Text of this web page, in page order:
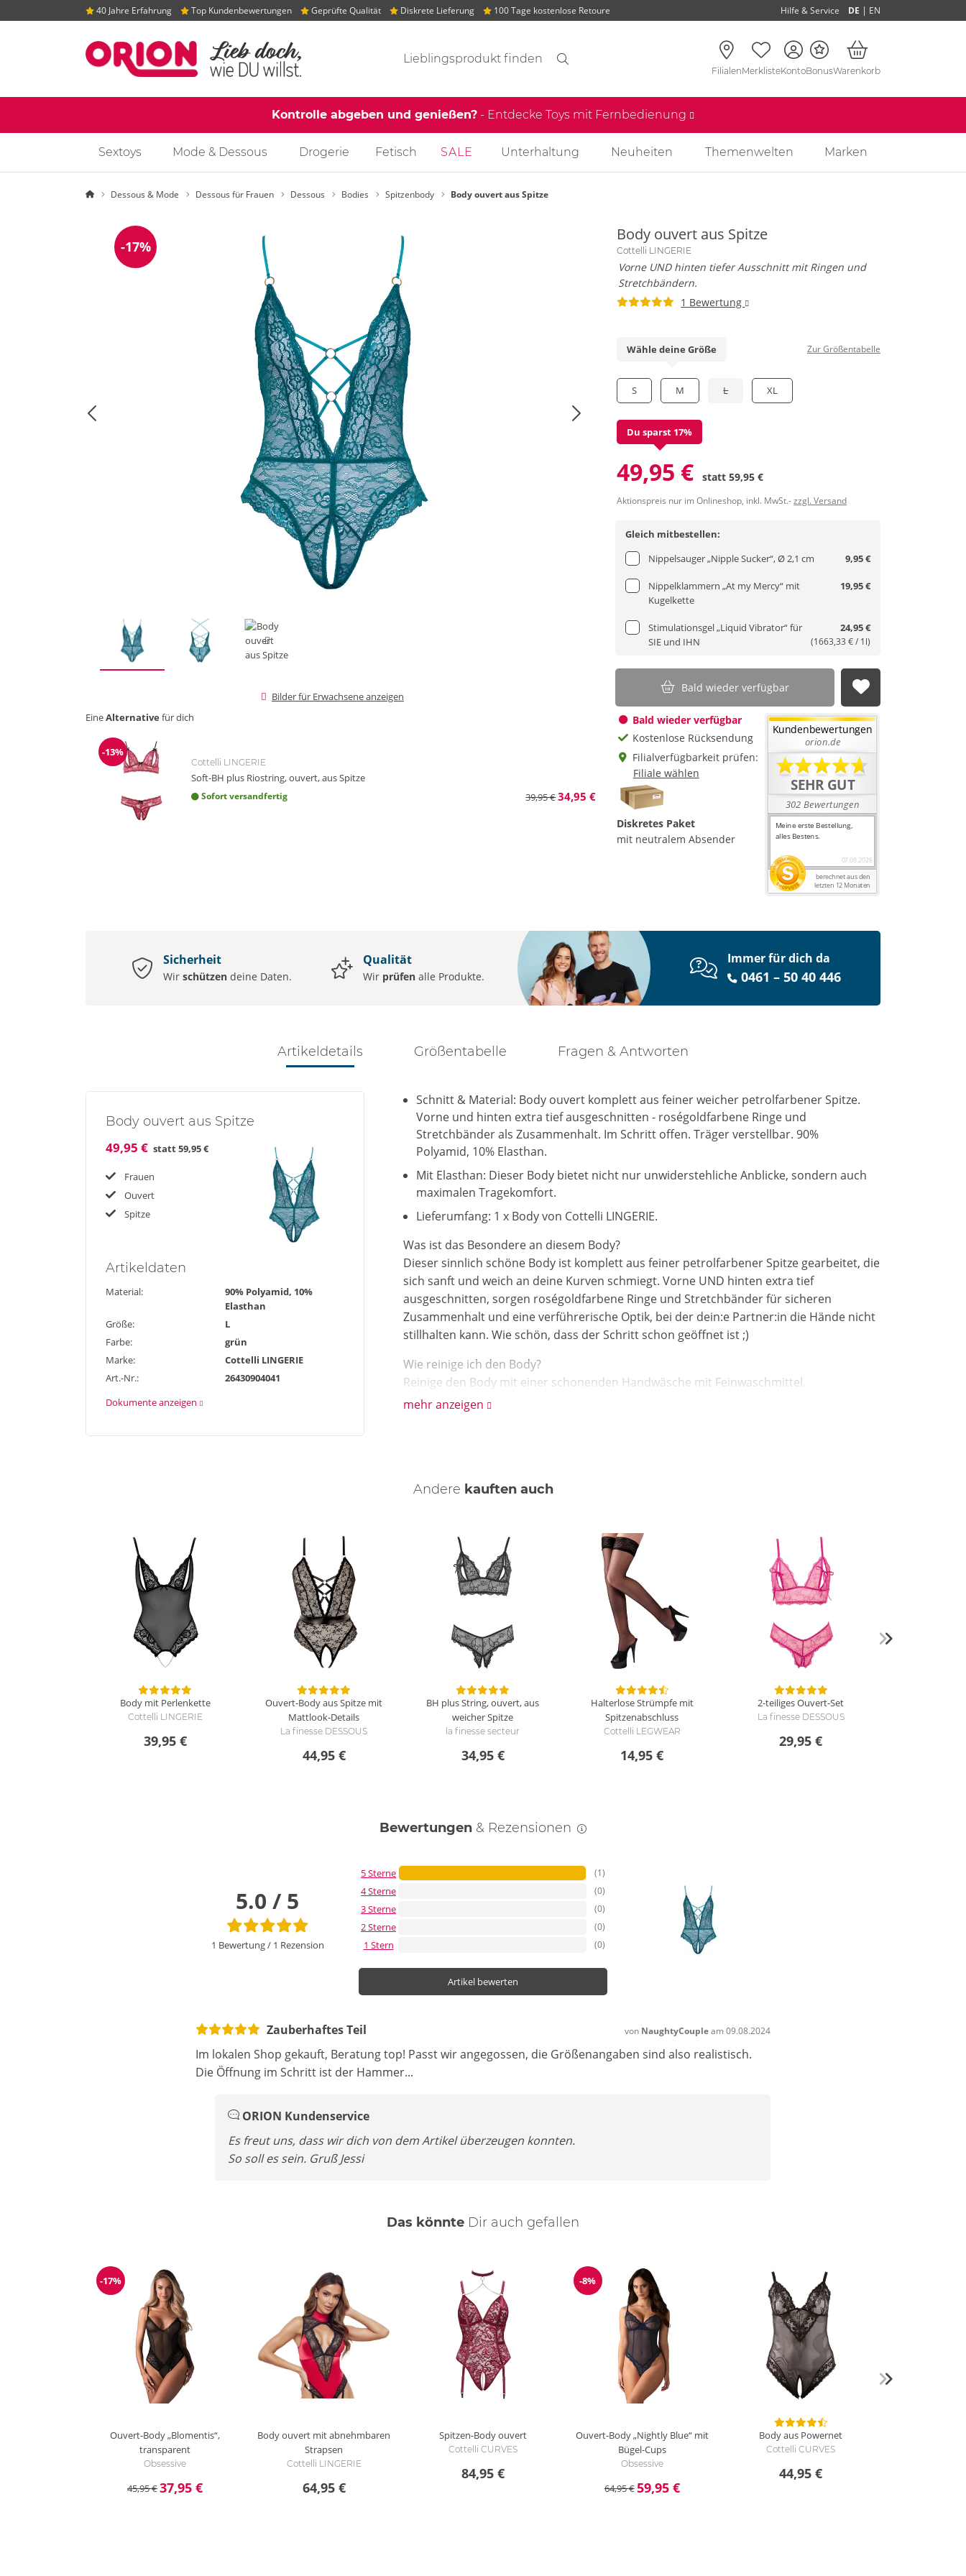
40 Jahre Erfahrung Top Kundenbewertungen Geprüfte Qualität Diskrete Lieferung 100 Tage kostenlose Retoure Hilfe & Service DE | EN
Suchvorschläge
FilialenMerklisteKontoBonusWarenkorb
Kontrolle abgeben und genießen? - Entdecke Toys mit Fernbedienung
Sextoys Mode & Dessous Drogerie Fetisch SALE Unterhaltung Neuheiten Themenwelten Marken
StartseiteDessous & Mode Dessous für Frauen Dessous Bodies Spitzenbody Body ouvert aus Spitze
Reduzierung
-17%
Bilder für Erwachsene anzeigen
EineAlternative für dich
Reduzierung
-13%
Cottelli LINGERIE
Soft-BH plus Riostring, ouvert, aus Spitze
Sofort versandfertig 39,95 €34,95 €
Body ouvert aus Spitze
Cottelli LINGERIE
Vorne UND hinten tiefer Ausschnitt mit Ringen und
Stretchbändern.
1 Bewertung
Wähle deine Größe
S M L XL
Zur Größentabelle
Du sparst 17%
49,95 € statt59,95 €
Aktionspreis nur im Onlineshop, inkl. MwSt.-zzgl. Versand
Gleich mitbestellen:
Nippelsauger „Nipple Sucker“, Ø 2,1 cm
9,95 €
Nippelklammern „At my Mercy“ mit
Kugelkette
19,95 €
Stimulationsgel „Liquid Vibrator“ für
SIE und IHN
24,95 €
(1663,33 € / 1l)
Bald wieder verfügbar Auf die
Bald wieder verfügbar
Kostenlose Rücksendung
Filialverfügbarkeit prüfen:
Filiale wählen
Diskretes Paket
mit neutralem Absender
Sicherheit
Wir schützen deine Daten.
Qualität
Wir prüfen alle Produkte.
Immer für dich da
0461 – 50 40 446
Artikeldetails Größentabelle Fragen & Antworten
Body ouvert aus Spitze
49,95 € statt59,95 €
Frauen
Ouvert
Spitze
Artikeldaten
Material:
90% Polyamid, 10%
Elasthan
Größe:
L
Farbe:
grün
Marke:
Cottelli LINGERIE
Art.-Nr.:
26430904041
Dokumente anzeigen
Schnitt & Material: Body ouvert komplett aus feiner weicher petrolfarbener Spitze.
Vorne und hinten extra tief ausgeschnitten - roségoldfarbene Ringe und
Stretchbänder als Zusammenhalt. Im Schritt offen. Träger verstellbar. 90%
Polyamid, 10% Elasthan.
Mit Elasthan: Dieser Body bietet nicht nur unwiderstehliche Anblicke, sondern auch
maximalen Tragekomfort.
Lieferumfang: 1 x Body von Cottelli LINGERIE.
Was ist das Besondere an diesem Body?
Dieser sinnlich schöne Body ist komplett aus feiner petrolfarbener Spitze gearbeitet, die
sich sanft und weich an deine Kurven schmiegt. Vorne UND hinten extra tief
ausgeschnitten, sorgen roségoldfarbene Ringe und Stretchbänder für sicheren
Zusammenhalt und eine verführerische Optik, bei der dein:e Partner:in die Hände nicht
stillhalten kann. Wie schön, dass der Schritt schon geöffnet ist ;)
Wie reinige ich den Body?
Reinige den Body mit einer schonenden Handwäsche mit Feinwaschmittel.
mehr anzeigen
Andere kauften auch
Body mit Perlenkette
Cottelli LINGERIE
39,95 €
Ouvert-Body aus Spitze mit
Mattlook-Details
La finesse DESSOUS
44,95 €
BH plus String, ouvert, aus
weicher Spitze
la finesse secteur
34,95 €
Halterlose Strümpfe mit
Spitzenabschluss
Cottelli LEGWEAR
14,95 €
2-teiliges Ouvert-Set
La finesse DESSOUS
29,95 €
Bewertungen & Rezensionen
5.0 / 5
1 Bewertung/ 1 Rezension
5 Sterne (1)
4 Sterne (0)
3 Sterne (0)
2 Sterne (0)
1 Stern (0)
Artikel bewerten
Zauberhaftes Teil von NaughtyCoupleam 09.08.2024
Im lokalen Shop gekauft, Beratung top! Passt wir angegossen, die Größenangaben sind also realistisch.
Die Öffnung im Schritt ist der Hammer...
ORION Kundenservice
Es freut uns, dass wir dich von dem Artikel überzeugen konnten.
So soll es sein. Gruß Jessi
Das könnte Dir auch gefallen
Reduzierung
-17%
Ouvert-Body „Blomentis“,
transparent
Obsessive
45,95 €37,95 €
Body ouvert mit abnehmbaren
Strapsen
Cottelli LINGERIE
64,95 €
Spitzen-Body ouvert
Cottelli CURVES
84,95 €
Reduzierung
-8%
Ouvert-Body „Nightly Blue“ mit
Bügel-Cups
Obsessive
64,95 €59,95 €
Body aus Powernet
Cottelli CURVES
44,95 €